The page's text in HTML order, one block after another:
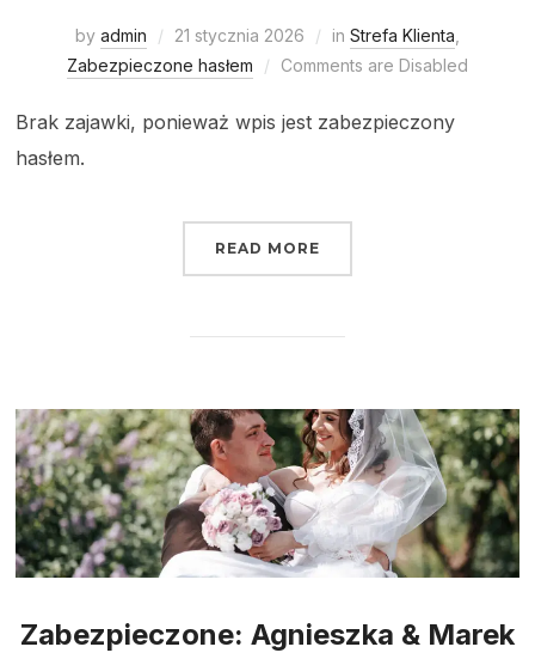
by admin 21 stycznia 2026 in Strefa Klienta
Zabezpieczone hasłem
Comments are Disabled
Brak zajawki, ponieważ wpis jest zabezpieczony
hasłem.
READ MORE
Zabezpieczone: Agnieszka & Marek